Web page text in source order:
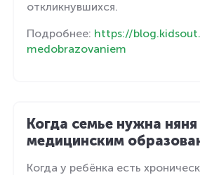
откликнувшихся.
Подробнее: https://
medobrazovaniem
Когда семье нужна няня
медицинским
Когда у ребёнка есть